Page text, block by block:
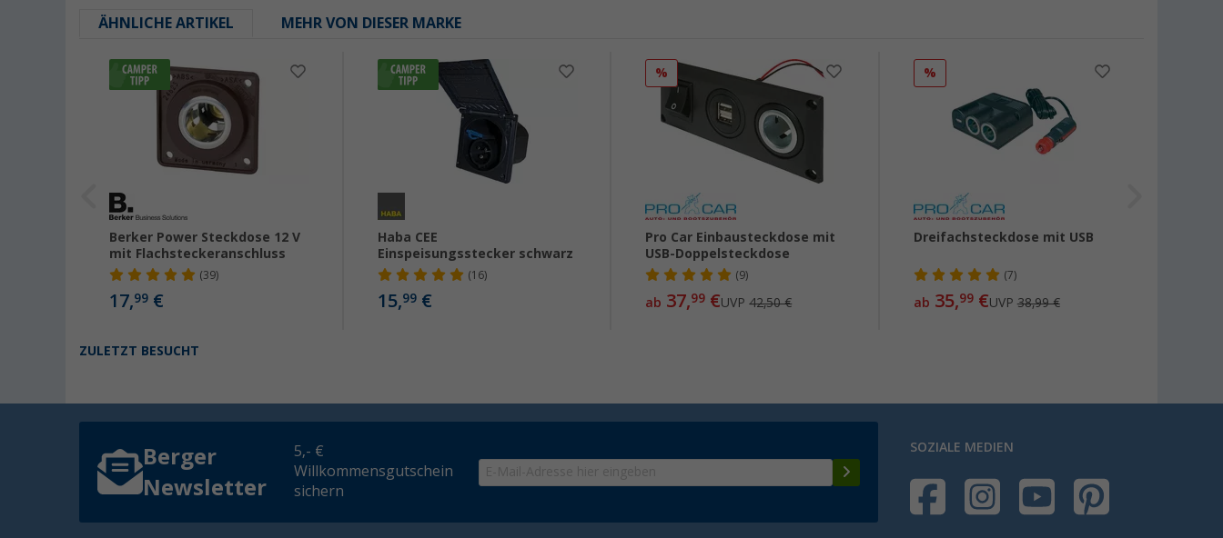
ÄHNLICHE ARTIKEL MEHR VON DIESER MARKE
Berker Power Steckdose 12 V
mit Flachsteckeranschluss
(39)
17,99 €
Haba CEE
Einspeisungsstecker schwarz
(16)
15,99€
%
Pro Car Einbausteckdose mit
USB-Doppelsteckdose
(9)
ab 37,99 €UVP42,50 €
%
Dreifachsteckdose mit USB
(7)
ab 35,99€UVP 38,99 €
ZULETZT BESUCHT
Berger
Newsletter
5,- €
Willkommensgutschein
sichern
SOZIALE MEDIEN